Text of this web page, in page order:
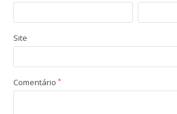
Site
Comentário*